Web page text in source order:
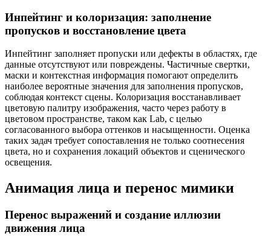
Инпейтинг и колоризация: заполнение
пропусков и восстановление цвета
Инпейтинг заполняет пропуски или дефекты в областях, где
данные отсутствуют или повреждены. Частичные свертки,
маски и контекстная информация помогают определить
наиболее вероятные значения для заполнения пропусков,
соблюдая контекст сцены. Колоризация восстанавливает
цветовую палитру изображения, часто через работу в
цветовом пространстве, таком как Lab, с целью
согласованного выбора оттенков и насыщенности. Оценка
таких задач требует сопоставления не только соотнесения
цвета, но и сохранения локаций объектов и сценического
освещения.
Анимация лица и перенос мимики
Перенос выражений и создание иллюзии
движения лица